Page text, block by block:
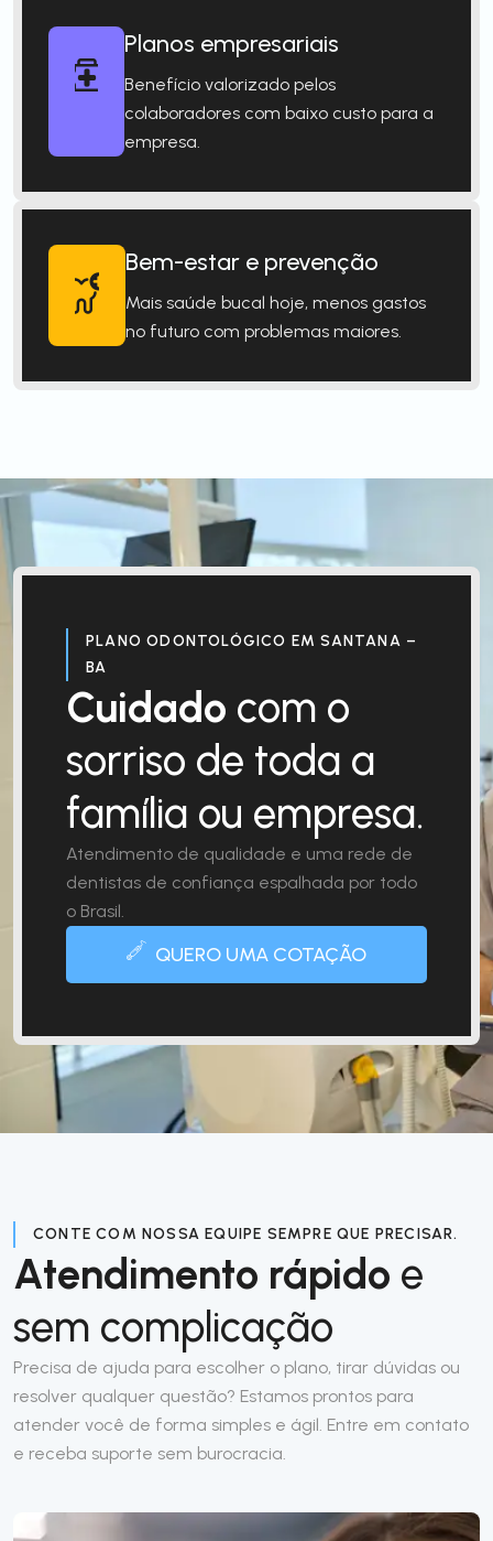
Planos empresariais
Benefício valorizado pelos
colaboradores com baixo custo para a
empresa.
Bem-estar e prevenção
Mais saúde bucal hoje, menos gastos
no futuro com problemas maiores.
PLANO ODONTOLÓGICO EM SANTANA –
BA
Cuidado com o
sorriso de toda a
família ou empresa.
Atendimento de qualidade e uma rede de
dentistas de confiança espalhada por todo
o Brasil.
QUERO UMA COTAÇÃO
CONTE COM NOSSA EQUIPE SEMPRE QUE PRECISAR.
Atendimento rápido e
sem complicação
Precisa de ajuda para escolher o plano, tirar dúvidas ou
resolver qualquer questão? Estamos prontos para
atender você de forma simples e ágil. Entre em contato
e receba suporte sem burocracia.